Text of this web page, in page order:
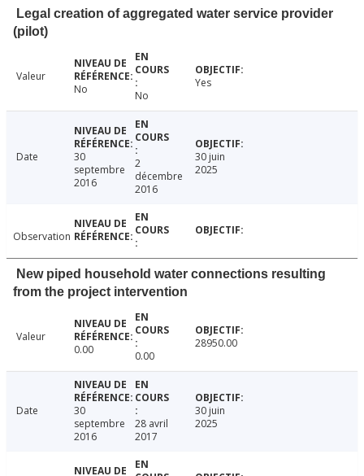
Legal creation of aggregated water service provider
(pilot)
Valeur
No
No
Yes
Date
30
septembre
2016
2
décembre
2016
30 juin
2025
Observation
New piped household water connections resulting
from the project intervention
Valeur
0.00
0.00
28950.00
Date
30
septembre
2016
28 avril
2017
30 juin
2025